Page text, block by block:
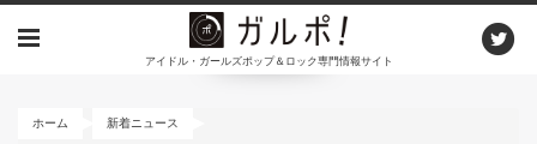
アイドル・ガールズポップ＆ロック専門情報サイト
ホーム 新着ニュース